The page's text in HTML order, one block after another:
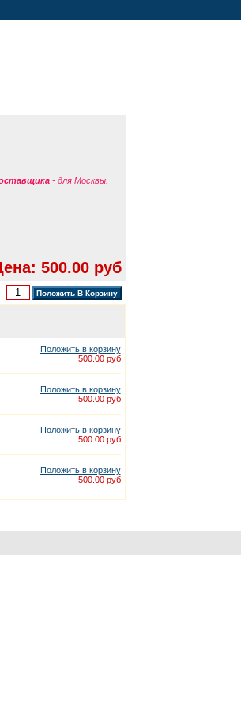
- для Москвы.
500.00 руб
Положить в корзину
500.00 руб
Положить в корзину
500.00 руб
Положить в корзину
500.00 руб
Положить в корзину
500.00 руб